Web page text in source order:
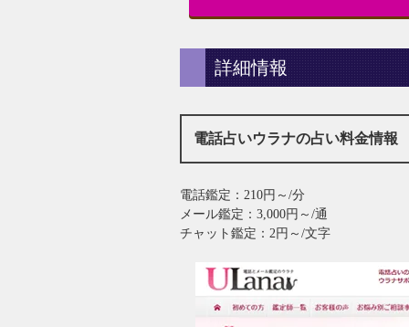
詳細情報
電話占いウラナの占い料金情報
電話鑑定：210円～/分
メール鑑定：3,000円～/通
チャット鑑定：2円～/文字